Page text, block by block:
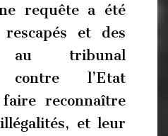
requête a été
et des
au tribunal
contre l’Etat
reconnaître
et leur